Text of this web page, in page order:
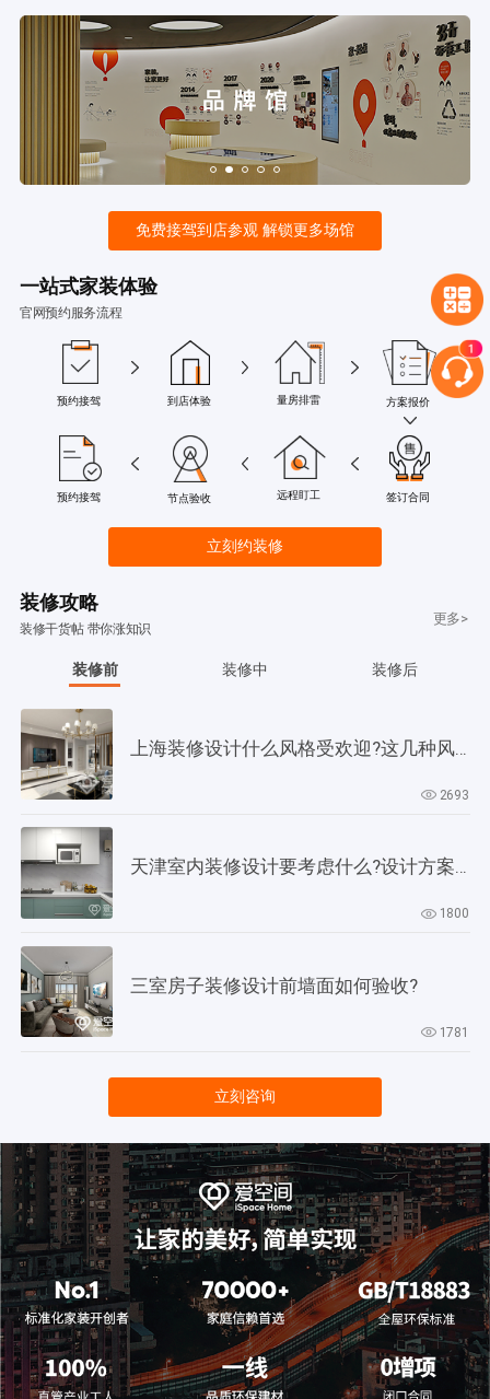
免费接驾到店参观 解锁更多场馆
一站式家装体验
官网预约服务流程
预约接驾 到店体验 量房排雷 方案报价
预约接驾 节点验收 远程盯工 签订合同
立刻约装修
装修攻略
装修干货帖 带你涨知识
更多>
装修前 装修中 装修后
上海装修设计什么风格受欢迎?这几种风格是当下正流行!
2693
天津室内装修设计要考虑什么?设计方案要以此为依据!
1800
三室房子装修设计前墙面如何验收?
1781
立刻咨询